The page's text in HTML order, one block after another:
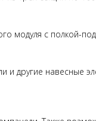
модуля с полкой-
другие навесные